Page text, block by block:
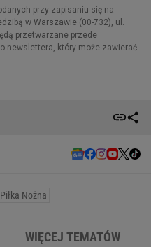
Piłka Nożna
WIĘCEJ TEMATÓW